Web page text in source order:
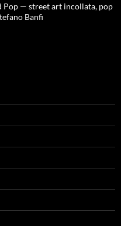
Pop — street art incollata, pop
Banfi